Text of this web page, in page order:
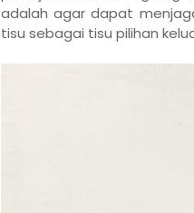
adalah agar dapat
tisu sebagai tisu pilihan